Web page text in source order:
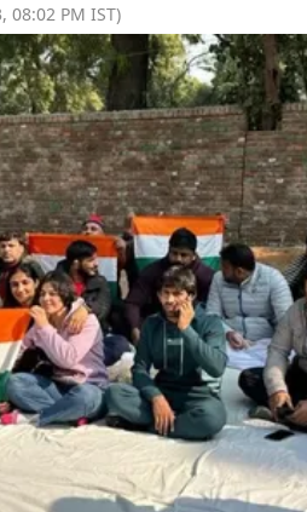
, 08:02 PM IST)